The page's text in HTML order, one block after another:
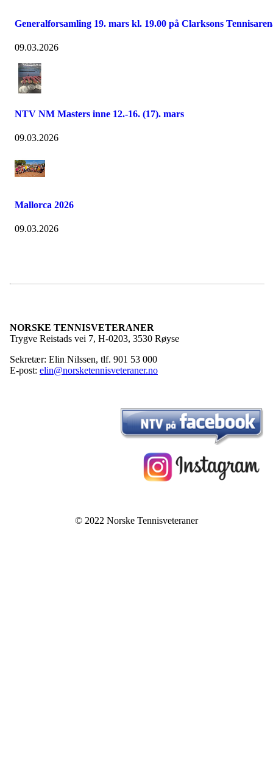
Generalforsamling 19. mars kl. 19.00 på Clarksons
09.03.2026
NTV NM Masters inne 12.-16. (17). mars
09.03.2026
Mallorca 2026
09.03.2026
NORSKE TENNISVETERANER
Trygve Reistads vei 7, H-0203, 3530 Røyse
Sekretær: Elin Nilssen, tlf. 901 53 000
E-post: elin@norsketennisveteraner.no
© 2022 Norske Tennisveteraner